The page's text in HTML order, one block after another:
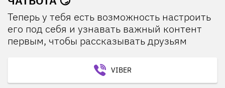
Теперь у тебя есть возможность настроить
его под себя и узнавать важный контент
первым, чтобы рассказывать друзьям
VIBER